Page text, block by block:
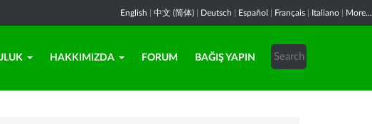
English 中文 (简体) Deutsch Español Français Italiano More...
HAKKIMIZDA FORUM BAĞIŞ YAPIN